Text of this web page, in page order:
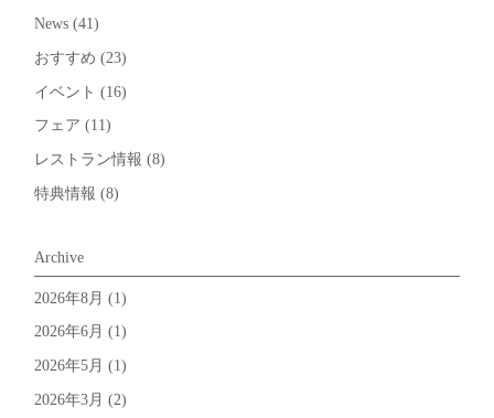
News (41)
おすすめ (23)
イベント (16)
フェア (11)
レストラン情報 (8)
特典情報 (8)
Archive
2026年8月 (1)
2026年6月 (1)
2026年5月 (1)
2026年3月 (2)